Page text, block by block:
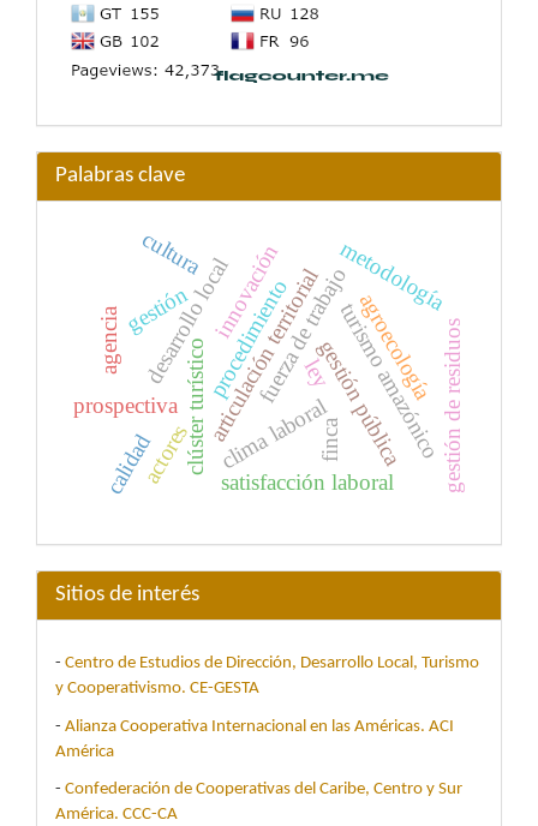
Palabras clave
desarrollo localfuerza de trabajogestión pública
articulación territorial
clúster turístico turismo amazónico
satisfacción laboral
procedimiento
gestión
clima laboral
metodología
agroecología
prospectiva
actores
cultura
agencia gestión de residuos
innovación
ley
calidad finca
Sitios de interés
- Centro de Estudios de Dirección, Desarrollo Local, Turismo
y Cooperativismo. CE-GESTA
- Alianza Cooperativa Internacional en las Américas. ACI
América
- Confederación de Cooperativas del Caribe, Centro y Sur
América. CCC-CA